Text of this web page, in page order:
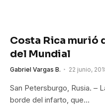
Costa Rica murió
del Mundial
Gabriel Vargas B. 22 junio,
San Petersburgo, Rusia. –
borde del infarto, que…